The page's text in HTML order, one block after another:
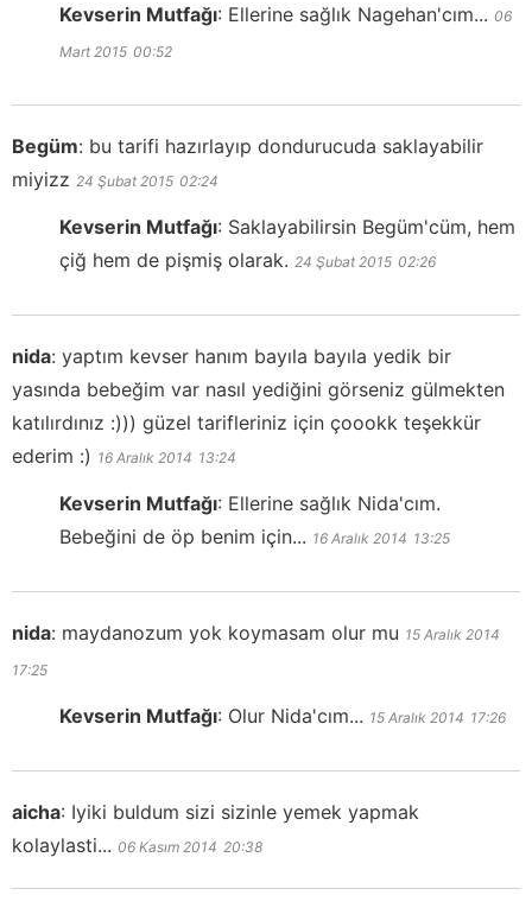
Kevserin Mutfağı: Ellerine sağlık Nagehan'cım... 06
Mart 2015 00:52
Begüm: bu tarifi hazırlayıp dondurucuda saklayabilir
miyizz 24 Şubat 2015 02:24
Kevserin Mutfağı: Saklayabilirsin Begüm'cüm, hem
çiğ hem de pişmiş olarak. 24 Şubat 2015 02:26
nida: yaptım kevser hanım bayıla bayıla yedik bir
yasında bebeğim var nasıl yediğini görseniz gülmekten
katılırdınız :))) güzel tarifleriniz için çoookk teşekkür
ederim :) 16 Aralık 2014 13:24
Kevserin Mutfağı: Ellerine sağlık Nida'cım.
Bebeğini de öp benim için... 16 Aralık 2014 13:25
nida: maydanozum yok koymasam olur mu 15 Aralık 2014
17:25
Kevserin Mutfağı: Olur Nida'cım... 15 Aralık 2014 17:26
aicha: Iyiki buldum sizi sizinle yemek yapmak
kolaylasti... 06 Kasım 2014 20:38